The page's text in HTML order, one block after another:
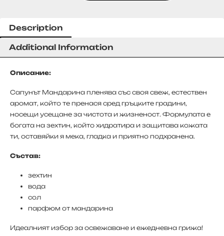
Description
Additional Information
Описание:
Сапунът Мандарина пленява със своя свеж, естествен
аромат, който те пренася сред гръцките градини,
носещи усещане за чистота и жизненост. Формулата е
богата на зехтин, който хидратира и защитава кожата
ти, оставяйки я мека, гладка и приятно подхранена.
Състав:
зехтин
вода
сол
парфюм от мандарина
Идеалният избор за освежаване и ежедневна грижа!